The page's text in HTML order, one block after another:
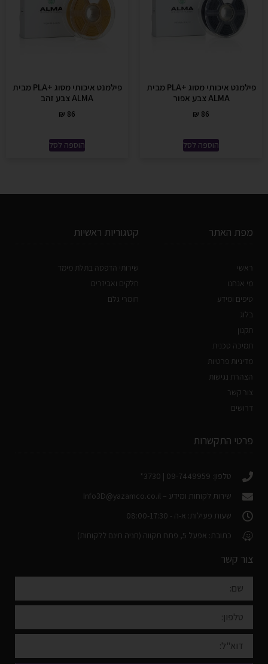
פילמנט איכותי מסוג +PLA מבית
ALMA צבע אפור
₪ 86
הוספה לסל
פילמנט איכותי מסוג +PLA מבית
ALMA צבע זהב
₪ 86
הוספה לסל
מפת האתר
ראשי
מי אנחנו
טיפים ומידע
בלוג
תקנון
תמיכה טכנית
מדיניות פרטיות
הצהרת נגישות
צור קשר
דרושים
קטגוריות ראשיות
שירותי הדפסה בתלת מימד
חלקים ואביזרים
חומרי גלם
פרטי התקשרות
טלפון: 09-7449959 | 3730*
שירות לקוחות ומידע – Info3D@yazamco.co.il
שעות פעילות: א-ה - 08:00-17:30
כתובת: אפעל 5, פתח תקווה (חניה חינם ללקוחות)
צור קשר